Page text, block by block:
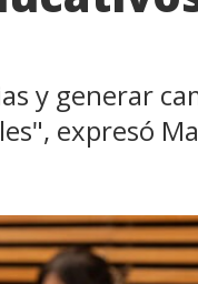
y generar
expresó